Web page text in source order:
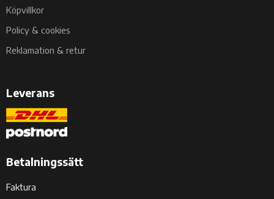
Köpvillkor
Policy & cookies
Reklamation & retur
Leverans
Betalningssätt
Faktura